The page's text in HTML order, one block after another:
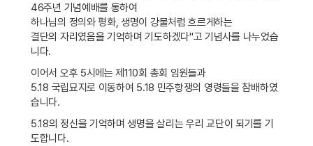
46주년 기념예배를 통하여
하나님의 정의와 평화, 생명이 강물처럼 흐르게하는
결단의 자리였음을 기억하며 기도하겠다"고 기념사를 나누었습
니다.
이어서 오후 5시에는 제110회 총회 임원들과
5.18 국립묘지로 이동하여 5.18 민주항쟁의 영령들을 참배하였
습니다.
5.18의 정신을 기억하며 생명을 살리는 우리 교단이 되기를 기
도합니다.